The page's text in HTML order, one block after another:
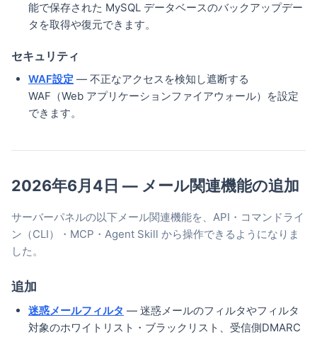
能で保存された MySQL データベースのバックアップデー
タを取得や復元できます。
セキュリティ
WAF設定 — 不正なアクセスを検知し遮断する
WAF（Web アプリケーションファイアウォール）を設定
できます。
2026年6月4日 — メール関連機能の追加
サーバーパネルの以下メール関連機能を、API・コマンドライ
ン（CLI）・MCP・Agent Skill から操作できるようになりま
した。
追加
迷惑メールフィルタ — 迷惑メールのフィルタやフィルタ
対象のホワイトリスト・ブラックリスト、受信側DMARC